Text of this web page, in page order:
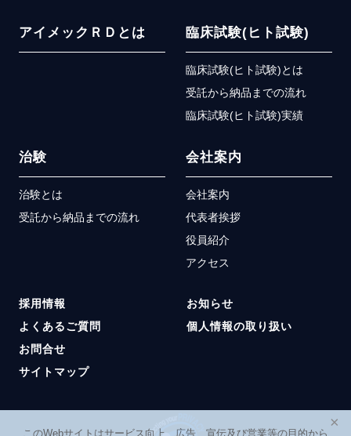
アイメックＲＤとは 臨床試験(ヒト試験)
臨床試験(ヒト試験)とは
受託から納品までの流れ
臨床試験(ヒト試験)実績
治験
治験とは
受託から納品までの流れ
会社案内
会社案内
代表者挨拶
役員紹介
アクセス
採用情報
よくあるご質問
お問合せ
サイトマップ
お知らせ
個人情報の取り扱い
このWebサイトはサービス向上、広告、宣伝及び営業等の目的から
×